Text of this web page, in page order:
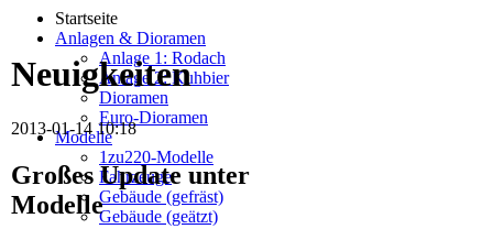
Startseite
Anlagen & Dioramen
Anlage 1: Rodach
Anlage 2: Kuhbier
Dioramen
Euro-Dioramen
Modelle
1zu220-Modelle
Fahrzeuge
Gebäude (gefräst)
Gebäude (geätzt)
Neuigkeiten
2013-01-14 10:18
Großes Update unter
Modelle